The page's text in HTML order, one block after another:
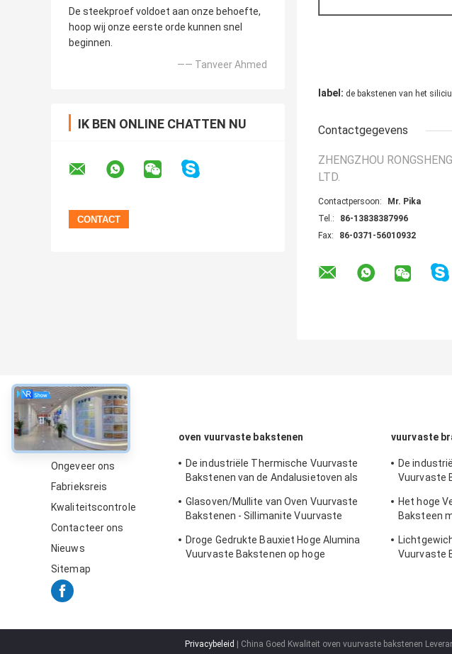
De steekproef voldoet aan onze behoefte,
hoop wij onze eerste orde kunnen snel
beginnen.
—— Tanveer Ahmed
IK BEN ONLINE CHATTEN NU
label: de bakstenen van het
Contactgegevens
ZHENGZHOU
LTD.
Contactpersoon:
Mr. Pika
Tel.:
86-13838387996
Fax:
86-0371-56010932
Over
Ongeveer ons
Fabrieksreis
Kwaliteitscontrole
Contacteer ons
Nieuws
Sitemap
oven vuurvaste bakstenen
De industriële Thermische Vuurvaste
Bakstenen van de Andalusietoven als
Glasoven/Mullite van Oven Vuurvaste
Bakstenen - Sillimanite Vuurvaste
Droge Gedrukte Bauxiet Hoge Alumina
Vuurvaste Bakstenen op hoge
vuurvaste
De
Vuurvaste
Het hoge
Baksteen
Bakstenen
Vuurvaste
Privacybeleid | China Goed Kwaliteit oven vuurvaste bakstenen